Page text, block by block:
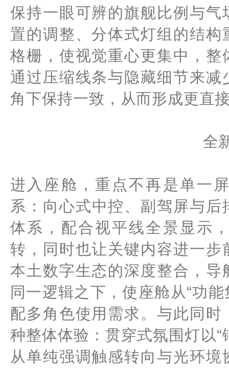
保持一眼可辨的旗舰比例与
置的调整、分体式灯组的结
格栅，使视觉重心更集中，
通过压缩线条与隐藏细节来
角下保持一致，从而形成更直
全
进入座舱，重点不再是单一
系：向心式中控、副驾屏与
体系，配合视平线全景显示
转，同时也让关键内容进一
本土数字生态的深度整合，
同一逻辑之下，使座舱从“功
配多角色使用需求。与此同
种整体体验：贯穿式氛围灯以
从单纯强调触感转向与光环